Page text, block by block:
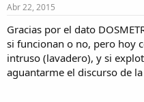
Abr 22, 2015
Gracias por el dato
si funcionan o no, pero hoy
intruso (lavadero), y si
aguantarme el discurso de